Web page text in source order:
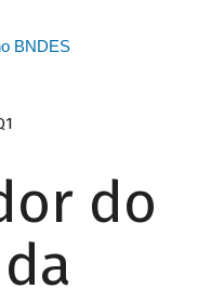
BNDES
do